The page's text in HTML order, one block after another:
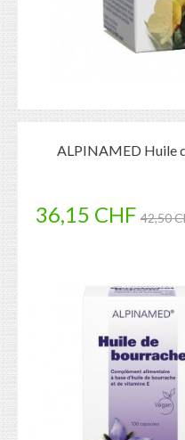
ALPINAMED Huile
36,15 CHF 42,50